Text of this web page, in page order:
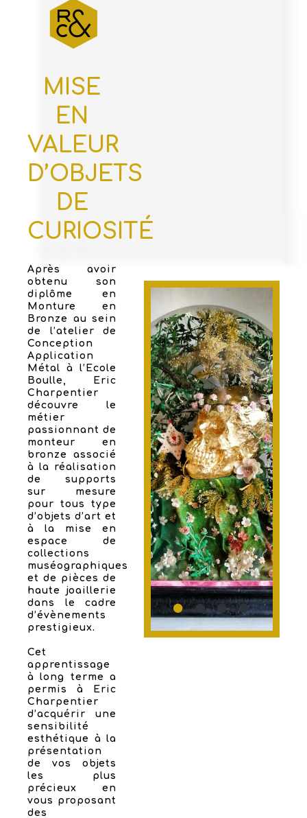
MISE
EN
VALEUR
D’OBJETS
DE
CURIOSITÉ
Après avoir
obtenu son
diplôme en
Monture en
Bronze au sein
de l’atelier de
Conception
Application
Métal à l’Ecole
Boulle, Eric
Charpentier
découvre le
métier
passionnant de
monteur en
bronze associé
à la réalisation
de supports
sur mesure
pour tous type
d’objets d’art et
à la mise en
espace de
collections
muséographiques
et de pièces de
haute joaillerie
dans le cadre
d’évènements
prestigieux.
Cet
apprentissage
à long terme a
permis à Eric
Charpentier
d’acquérir une
sensibilité
esthétique à la
présentation
de vos objets
les plus
précieux en
vous proposant
des